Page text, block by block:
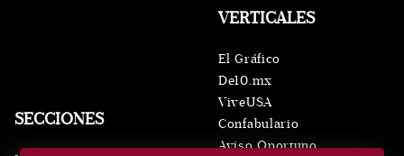
SECCIONES
VERTICALES
El Gráfico
De10.mx
ViveUSA
Confabulario
Aviso Oportuno